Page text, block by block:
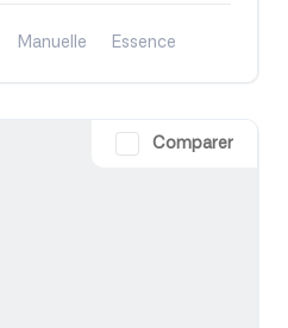
Manuelle Essence
Comparer